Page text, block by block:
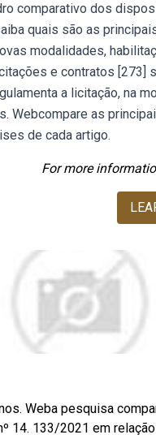
comparativo dos
quais são as
modalidades,
e contratos
a licitação, na
Webcompare as
de cada artigo.
For more
Weba pesquisa
14. 133/2021 em